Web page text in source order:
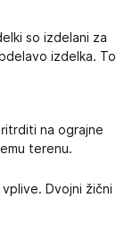
so izdelani za
izdelka. To
na ograjne
terenu.
Dvojni žični